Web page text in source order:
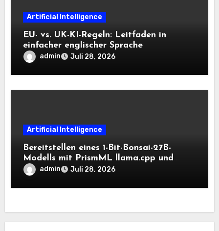
Artificial Intelligence
EU- vs. UK-KI-Regeln: Leitfaden in
einfacher englischer Sprache
admin Juli 28, 2026
Artificial Intelligence
Bereitstellen eines 1-Bit-Bonsai-27B-
Modells mit PrismML llama.cpp und
OpenAI-kompatiblen lokalen Inferenz-
admin Juli 28, 2026